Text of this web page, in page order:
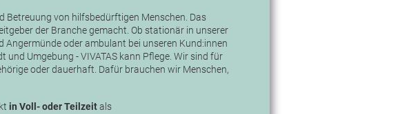
Betreuung von hilfsbedürftigen Menschen. Das
der Branche gemacht. Ob stationär in unserer
Angermünde oder ambulant bei unseren Kund:innen
Umgebung - VIVATAS kann Pflege. Wir sind für
oder dauerhaft. Dafür brauchen wir Menschen,
in Voll- oder Teilzeitals